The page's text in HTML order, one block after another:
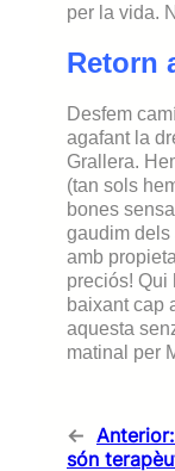
per la vida.
Retorn
Desfem
agafant la
Grallera.
(tan sols
bones
gaudim dels
amb
preciós! Qui
baixant cap
aquesta
matinal per
← Anterior:
són